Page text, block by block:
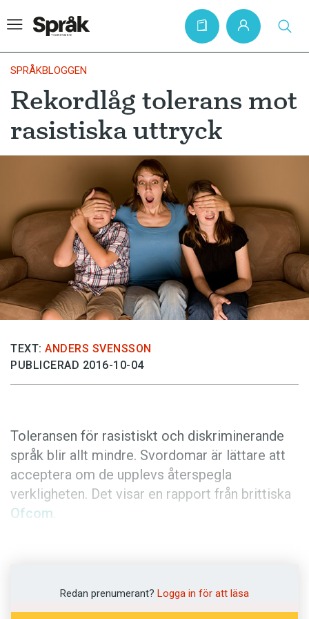
Hem
Artiklar
Språkfrågor
Skrivtips
Bokrecensioner
Kviss
Podden
Anmäl till språkpolisen
Föreslå nyord
Annonsera
Press
SPRÅKBLOGGEN
Rekordlåg tolerans mot
rasistiska uttryck
TEXT: ANDERS SVENSSON
PUBLICERAD 2016-10-04
Toleransen för rasistiskt och diskriminerande
språk blir allt mindre. Svordomar är lättare att
acceptera om de upplevs återspegla
verkligheten. Det visar en rapport från brittiska
Ofcom
Myndigheten genomför undersökningar där
publikens attityd till svordomar, könsord,
Redan prenumerant? Logga in för att läsa